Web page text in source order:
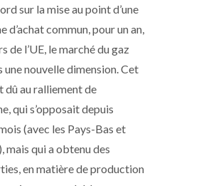
sur la mise au point d’une
d’achat commun, pour un an,
de l’UE, le marché du gaz
une nouvelle dimension. Cet
dû au ralliement de
qui s’opposait depuis
(avec les Pays-Bas et
mais qui a obtenu des
en matière de production